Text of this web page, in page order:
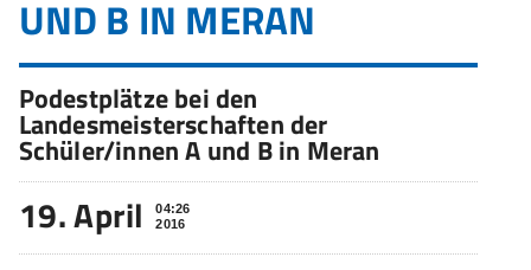
UND B IN MERAN
Podestplätze bei den
Landesmeisterschaften der
Schüler/innen A und B in Meran
19. April
04:26
2016